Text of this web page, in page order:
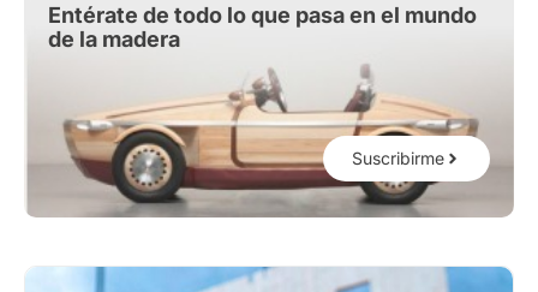
Entérate de todo lo que pasa en el mundo
de la madera
Suscribirme